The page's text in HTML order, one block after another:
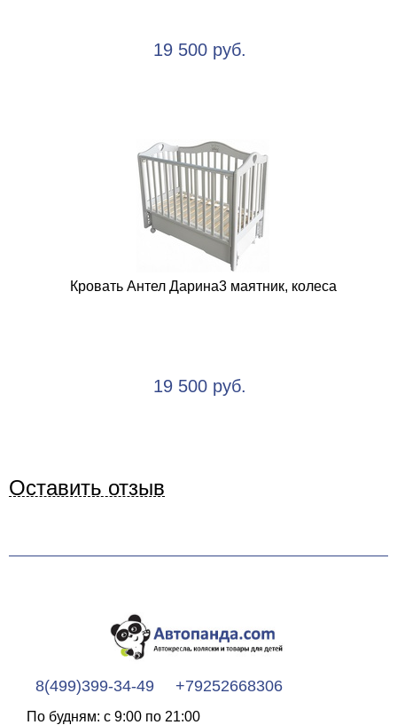
19 500 руб.
Кровать Антел Дарина3 маятник, колеса
19 500 руб.
Оставить отзыв
8(499)399-34-49 +79252668306
По будням: с 9:00 по 21:00